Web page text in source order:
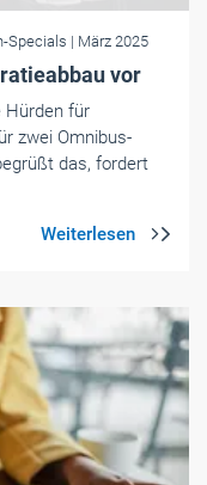
Specials | März 2025
vor
Hürden für
zwei Omnibus-
das, fordert